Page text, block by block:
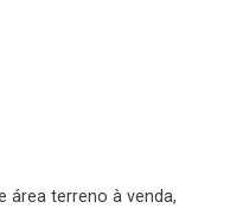
área terreno à venda,